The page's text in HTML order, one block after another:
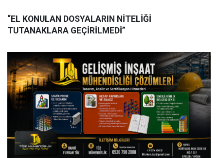
“EL KONULAN DOSYALARIN NİTELİĞİ
TUTANAKLARA GEÇİRİLMEDİ”